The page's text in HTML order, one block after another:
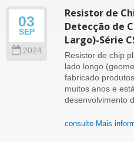
03
SEP
2024
Resistor de
Detecção de
Largo)-Série
Resistor de chip
lado longo
fabricado
muitos anos e
desenvolvimento
consulte Mais